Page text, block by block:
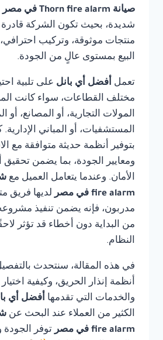
صيانة Thorn fire alarm في مصر
شديدة، بحيث تكون الشركة
منتجات موثوقة، وتركيب
البيع بمستوى عالٍ من الجودة.
تعمل أفضل أي بانل على تلبية
مختلف القطاعات، سواء كانت
المولات التجارية، أو المصانع، أو
المستشفيات، أو المباني
بتوفير أنظمة حديثة متوافقة مع
ومعايير الجودة، بما يضمن
الأمان. وعندما يتعامل العميل مع
fire alarm في مصر
لديها فريق
مدربون، فإنه يضمن تنفيذ
من البداية دون أخطاء قد تؤثر
النظام.
في هذه المقالة، سنتحدث
أنظمة إنذار الحريق، وكيفية
والخدمات التي تقدمها أفضل أي
الكثير من العملاء عند البحث عن
fire alarm في مصر
توفر